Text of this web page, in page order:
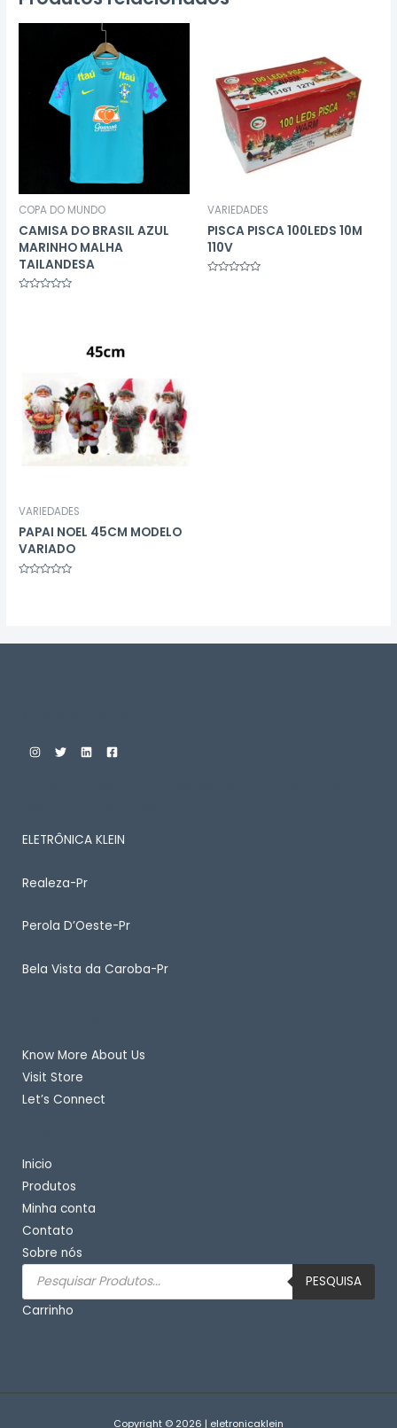
COPA DO MUNDO
CAMISA DO BRASIL AZUL
MARINHO MALHA
TAILANDESA
VARIEDADES
PISCA PISCA 100LEDS 10M
110V
VARIEDADES
PAPAI NOEL 45CM MODELO
VARIADO
ELETRÔNICA KLEIN
Realeza-Pr
Perola D’Oeste-Pr
Bela Vista da Caroba-Pr
Know More About Us
Visit Store
Let’s Connect
Inicio
Produtos
Minha conta
Contato
Sobre nós
Pesquisar
produtos
PESQUISA
Carrinho
Copyright © 2026 | eletronicaklein